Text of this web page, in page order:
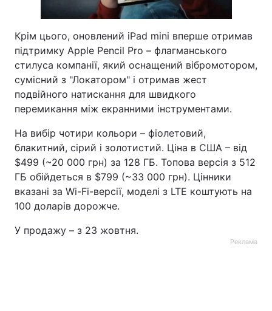
Крім цього, оновлений iPad mini вперше отримав
підтримку Apple Pencil Pro – флагманського
стилуса компанії, який оснащений вібромотором,
сумісний з "Локатором" і отримав жест
подвійного натискання для швидкого
перемикання між екранними інструментами.
На вибір чотири кольори – фіолетовий,
блакитний, сірий і золотистий. Ціна в США – від
$499 (~20 000 грн) за 128 ГБ. Топова версія з 512
ГБ обійдеться в $799 (~33 000 грн). Цінники
вказані за Wi-Fi-версії, моделі з LTE коштують на
100 доларів дорожче.
У продажу – з 23 жовтня.
Реклама